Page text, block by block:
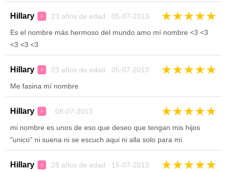
Hillary ♀ 23 años de edad 05-07-2013 ★★★★★
Es el nombre más hermoso del mundo amo mí nombre <3 <3
<3 <3 <3
Hillary ♀ 23 años de edad 05-07-2013 ★★★★★
Me fasina mí nombre
Hillary ♀ 08-07-2013 ★★★★★
mi nombre es unos de eso que deseo que tengan mis hijos
"unico" ni suena ni se escuch aqui ni alla solo para mi.
Hillary ♀ 28 años de edad 15-07-2013 ★★★★★